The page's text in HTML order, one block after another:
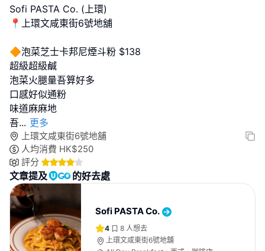
Sofi PASTA Co. (上環)
📍上環文咸東街6號地舖
🔶泡菜芝士卡邦尼煙斗粉 $138
超級超級鹹
泡菜火腿量吾算好多
口感好似通粉
味道麻麻地
吾... 更多
上環文咸東街6號地舖
人均消費 HK$250
評分
文章提及 的好去處
Sofi PASTA Co.
4 8 人想去
上環文咸東街6號地舖